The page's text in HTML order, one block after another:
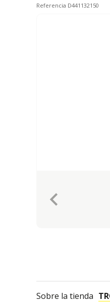
Referencia D441132150
keyboard_arrow_left
Sobre la tienda